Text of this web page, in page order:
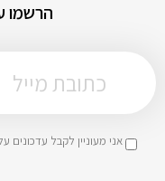
הרשמו
אני מעוניין לקבל